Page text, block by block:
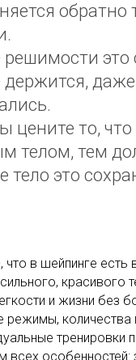
обратно
это
цените то,
телом, тем
тело это
что в шейпинге есть
красивого
и жизни без
режимы,
тренировки
всех особенностей: